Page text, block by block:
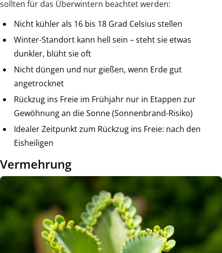
sollten für das Überwintern beachtet werden:
Nicht kühler als 16 bis 18 Grad Celsius stellen
Winter-Standort kann hell sein – steht sie etwas
dunkler, blüht sie oft
Nicht düngen und nur gießen, wenn Erde gut
angetrocknet
Rückzug ins Freie im Frühjahr nur in Etappen zur
Gewöhnung an die Sonne (Sonnenbrand-Risiko)
Idealer Zeitpunkt zum Rückzug ins Freie: nach den
Eisheiligen
Vermehrung